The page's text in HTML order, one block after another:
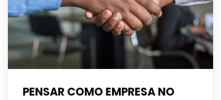
PENSAR COMO EMPRESA NO